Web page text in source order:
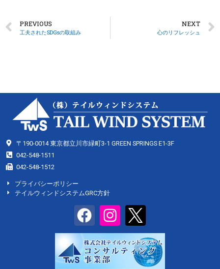
PREVIOUS
工夫されたSDGsの取組み
NEXT
心のリフレッシュ
〒190-0014 東京都立川市緑町3-1 GREEN SPRINGS E1-3F
042-548-1511
042-548-1512
プライバシーポリシー
テイルウィンドシステムGRC方針